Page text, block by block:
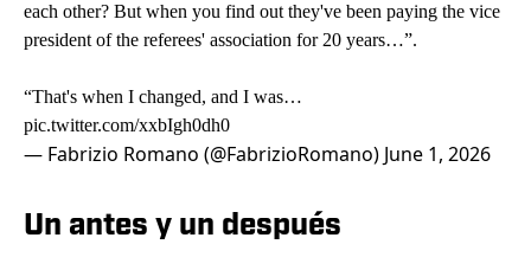
each other? But when you find out they've been paying the vice
president of the referees' association for 20 years…”.
“That's when I changed, and I was…
pic.twitter.com/xxbIgh0dh0
— Fabrizio Romano (@FabrizioRomano) June 1, 2026
Un antes y un después